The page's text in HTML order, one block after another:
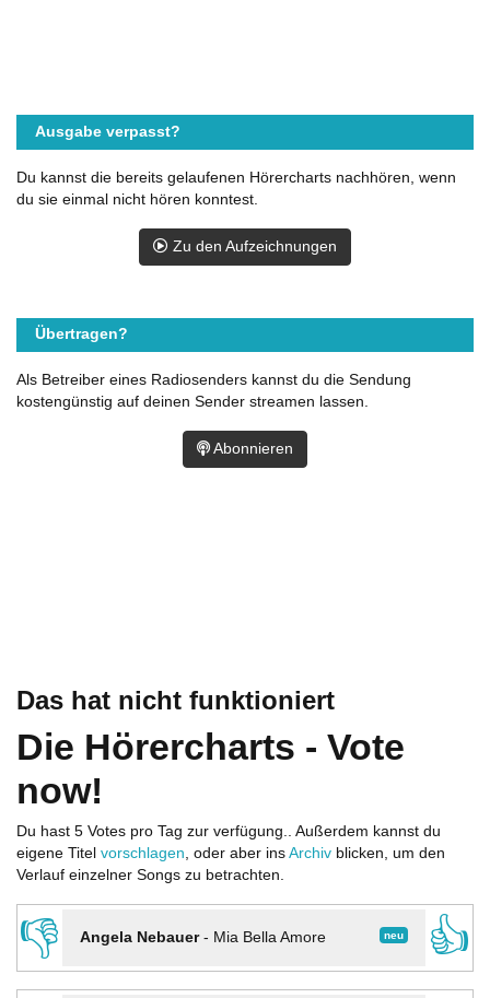
Das hat nicht funktioniert
Die Hörercharts - Vote
now!
Du hast 5 Votes pro Tag zur verfügung.. Außerdem kannst du
eigene Titel vorschlagen, oder aber ins Archiv blicken, um den
Verlauf einzelner Songs zu betrachten.
👎 neu
Angela Nebauer- Mia Bella Amore
👍
Ausgabe verpasst?
Du kannst die bereits gelaufenen Hörercharts nachhören, wenn
du sie einmal nicht hören konntest.
Zu den Aufzeichnungen
Übertragen?
Als Betreiber eines Radiosenders kannst du die Sendung
kostengünstig auf deinen Sender streamen lassen.
Abonnieren